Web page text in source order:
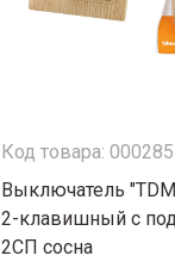
Код товара:
Выключатель
2-клавишный с
2CП сосна